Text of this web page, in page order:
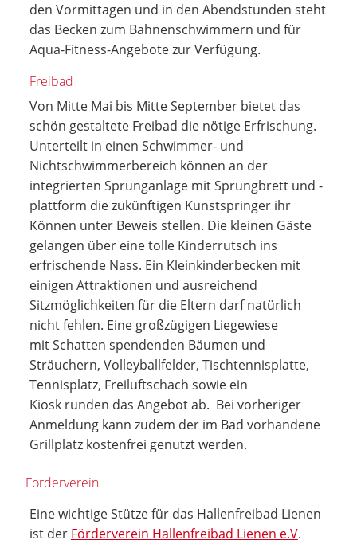
den Vormittagen und in den Abendstunden steht
das Becken zum Bahnenschwimmern und für
Aqua-Fitness-Angebote zur Verfügung.
Freibad
Von Mitte Mai bis Mitte September bietet das
schön gestaltete Freibad die nötige Erfrischung.
Unterteilt in einen Schwimmer- und
Nichtschwimmerbereich können an der
integrierten Sprunganlage mit Sprungbrett und -
plattform die zukünftigen Kunstspringer ihr
Können unter Beweis stellen. Die kleinen Gäste
gelangen über eine tolle Kinderrutsch ins
erfrischende Nass. Ein Kleinkinderbecken mit
einigen Attraktionen und ausreichend
Sitzmöglichkeiten für die Eltern darf natürlich
nicht fehlen. Eine großzügigen Liegewiese
mit Schatten spendenden Bäumen und
Sträuchern, Volleyballfelder, Tischtennisplatte,
Tennisplatz, Freiluftschach sowie ein
Kiosk runden das Angebot ab. Bei vorheriger
Anmeldung kann zudem der im Bad vorhandene
Grillplatz kostenfrei genutzt werden.
Förderverein
Eine wichtige Stütze für das Hallenfreibad Lienen
ist der Förderverein Hallenfreibad Lienen e.V.